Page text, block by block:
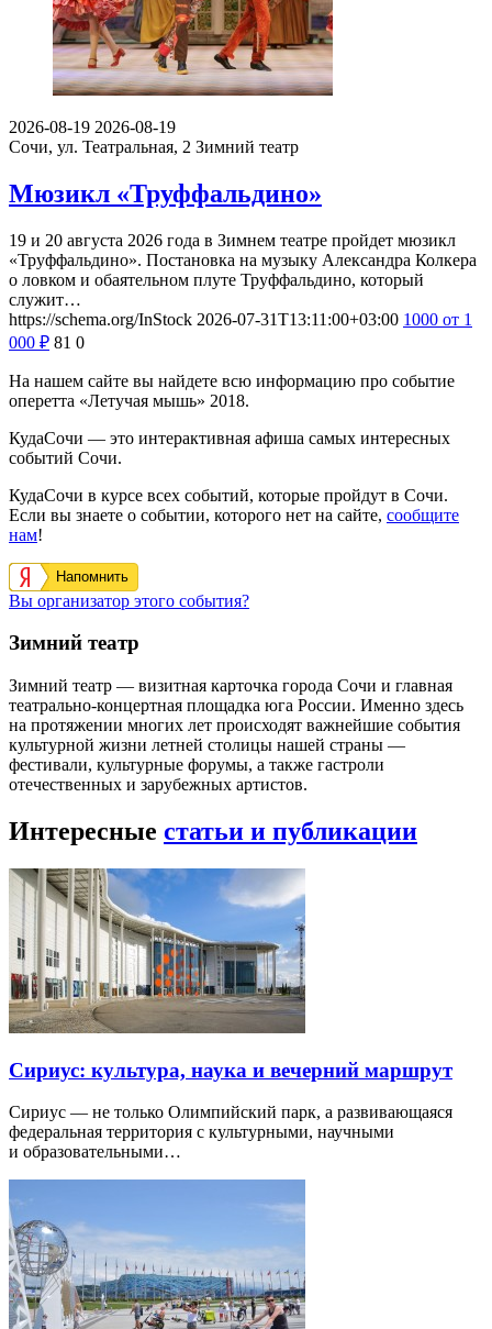
2026-08-19 2026-08-19
Сочи, ул. Театральная, 2 Зимний театр
Мюзикл «Труффальдино»
19 и 20 августа 2026 года в Зимнем театре пройдет мюзикл
«Труффальдино». Постановка на музыку Александра Колкера
о ловком и обаятельном плуте Труффальдино, который
служит…
https://schema.org/InStock 2026-07-31T13:11:00+03:00 1000 от 1
000 ₽ 81 0
На нашем сайте вы найдете всю информацию про событие
оперетта «Летучая мышь» 2018.
КудаСочи — это интерактивная афиша самых интересных
событий Сочи.
КудаСочи в курсе всех событий, которые пройдут в Сочи.
Если вы знаете о событии, которого нет на сайте, сообщите
нам!
Напомнить
Вы организатор этого события?
Зимний театр
Зимний театр — визитная карточка города Сочи и главная
театрально-концертная площадка юга России. Именно здесь
на протяжении многих лет происходят важнейшие события
культурной жизни летней столицы нашей страны —
фестивали, культурные форумы, а также гастроли
отечественных и зарубежных артистов.
Интересные статьи и публикации
Сириус: культура, наука и вечерний маршрут
Сириус — не только Олимпийский парк, а развивающаяся
федеральная территория с культурными, научными
и образовательными…